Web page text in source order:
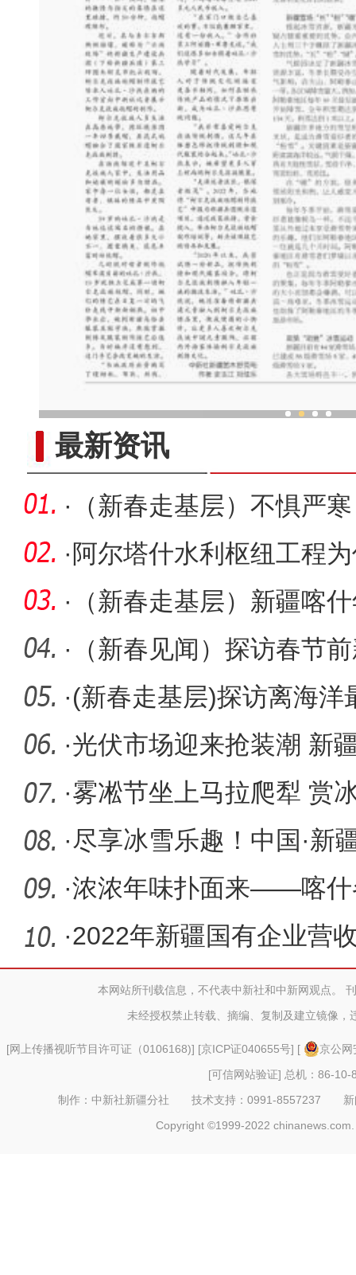
最新资讯
·
（新春走基层）不惧严
巡线
· 阿尔塔什水利枢纽工程
峡工程
·
（新春走基层）新疆喀
·
（新春见闻）探访春节
·(新春走基层)探访离海洋
·光伏市场迎来抢装潮 新
活”
·雾凇节坐上马拉爬犁 赏
·尽享冰雪乐趣！中国·新
节开
·浓浓年味扑面来——喀什
春喜气洋
·2022年新疆国有企业营
本网站所刊载信息，不代表中新社和中新网观点。
未经授权禁止转载、摘编、复制及建立镜像，
[网上传播视听节目许可证（0106168)] [京ICP证040655号] [
京公
[可信网站验证] 总机：86-10-
制作：中新社新疆分社 技术支持：0991-8557237
Copyright ©1999-2022